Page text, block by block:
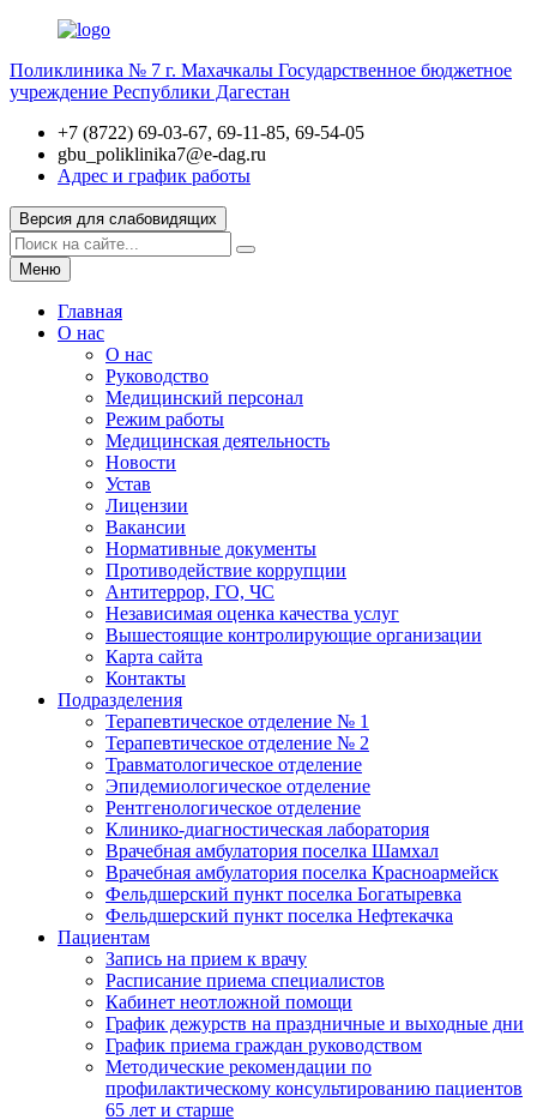
Поликлиника № 7 г. Махачкалы Государственное бюджетное
учреждение Республики Дагестан
+7 (8722) 69-03-67, 69-11-85, 69-54-05
gbu_poliklinika7@e-dag.ru
Адрес и график работы
Версия для слабовидящих
Меню
Главная
О нас
О нас
Руководство
Медицинский персонал
Режим работы
Медицинская деятельность
Новости
Устав
Лицензии
Вакансии
Нормативные документы
Противодействие коррупции
Антитеррор, ГО, ЧС
Независимая оценка качества услуг
Вышестоящие контролирующие организации
Карта сайта
Контакты
Подразделения
Терапевтическое отделение № 1
Терапевтическое отделение № 2
Травматологическое отделение
Эпидемиологическое отделение
Рентгенологическое отделение
Клинико-диагностическая лаборатория
Врачебная амбулатория поселка Шамхал
Врачебная амбулатория поселка Красноармейск
Фельдшерский пункт поселка Богатыревка
Фельдшерский пункт поселка Нефтекачка
Пациентам
Запись на прием к врачу
Расписание приема специалистов
Кабинет неотложной помощи
График дежурств на праздничные и выходные дни
График приема граждан руководством
Методические рекомендации по
профилактическому консультированию пациентов
65 лет и старше